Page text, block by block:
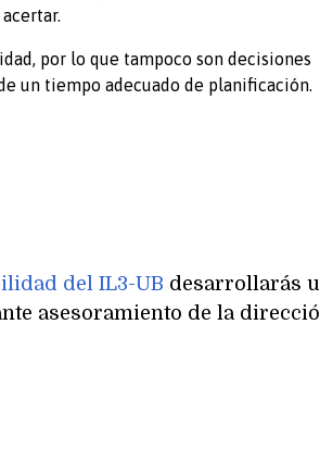
por lo que tampoco son decisiones
un tiempo adecuado de planificación.
del IL3-UB desarrollarás
asesoramiento de la